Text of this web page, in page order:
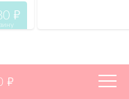
"
"